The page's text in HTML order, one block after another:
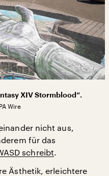
XIV Stormblood“.
Wire
nicht aus,
für das
schreibt.
Ästhetik, erleichtere